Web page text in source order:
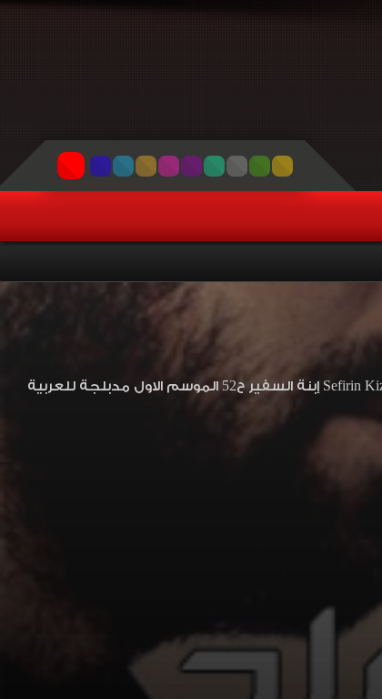
مشاهدة وتحميل مسلسل الرومانسية التركي إبنة السفير الحلقة 52 مدبلج Sefirin Kizi 2019 HD إبنة السفير ح52 الموسم الاول مدبلجة للعربية